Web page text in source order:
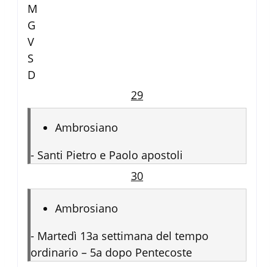
M
G
V
S
D
29
Ambrosiano
- Santi Pietro e Paolo apostoli
30
Ambrosiano
- Martedì 13a settimana del tempo
ordinario – 5a dopo Pentecoste